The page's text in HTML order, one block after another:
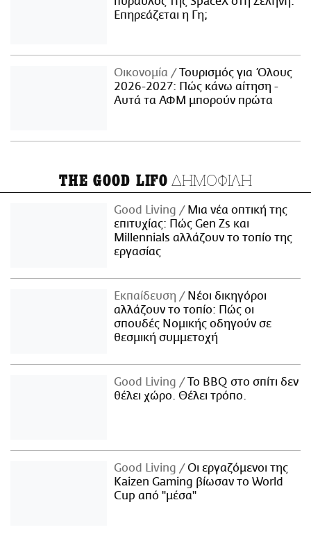
Επηρεάζεται η Γη;
Οικονομία
Τουρισμός για Όλους
2026-2027: Πώς κάνω αίτηση -
Αυτά τα ΑΦΜ μπορούν πρώτα
THE GOOD LIFO ΔΗΜΟΦΙΛΗ
Good Living
Μια νέα οπτική της
επιτυχίας: Πώς Gen Zs και
Millennials αλλάζουν το τοπίο της
εργασίας
Εκπαίδευση
Νέοι δικηγόροι
αλλάζουν το τοπίο: Πώς οι
σπουδές Νομικής οδηγούν σε
θεσμική συμμετοχή
Good Living
Το BBQ στο σπίτι δεν
θέλει χώρο. Θέλει τρόπο.
Good Living
Οι εργαζόμενοι της
Kaizen Gaming βίωσαν το World
Cup από "μέσα"